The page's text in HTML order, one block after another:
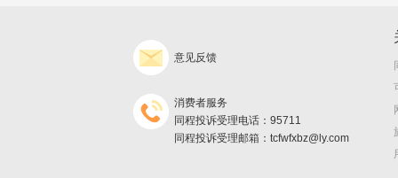
意见反馈
消费者服务
同程投诉受理电话：95711
同程投诉受理邮箱：tcfwfxbz@ly.com